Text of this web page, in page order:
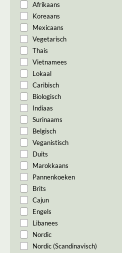
Afrikaans
Koreaans
Mexicaans
Vegetarisch
Thais
Vietnamees
Lokaal
Caribisch
Biologisch
Indiaas
Surinaams
Belgisch
Veganistisch
Duits
Marokkaans
Pannenkoeken
Brits
Cajun
Engels
Libanees
Nordic
Nordic (Scandinavisch)